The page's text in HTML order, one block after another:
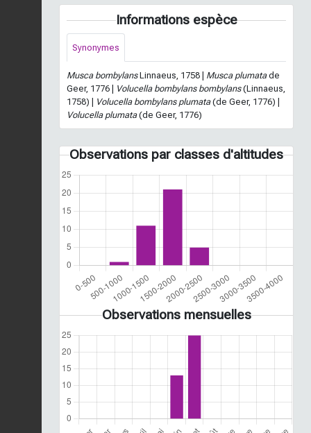
Informations espèce
Synonymes
Musca bombylansLinnaeus, 1758 | Musca plumatade
Geer, 1776 |
Volucella bombylans bombylans(Linnaeus,
1758) |
Volucella bombylans plumata(de Geer, 1776) |
Volucella plumata(de Geer, 1776)
Observations par classes d'altitudes
Observations mensuelles